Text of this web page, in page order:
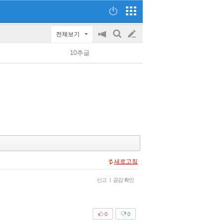
전체보기
공
on/off
검
글
쓰
10추글
새로고침
신고 | 공감 확인
0
0